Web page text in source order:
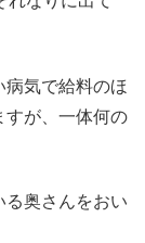
気で給料のほ
すが、一体何の
る奥さんをおい